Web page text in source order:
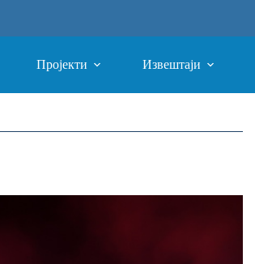
Пројекти Извештаји